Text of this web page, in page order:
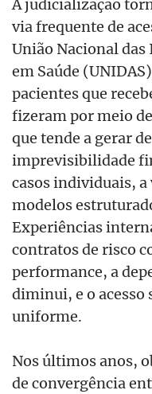
A judicialização
via frequente de
União Nacional
em Saúde
pacientes que
fizeram por meio
que tende a gerar
imprevisibilidade
casos individuais,
modelos
Experiências
contratos de risco
performance, a
diminui, e o acesso
uniforme.
Nos últimos anos,
de convergência